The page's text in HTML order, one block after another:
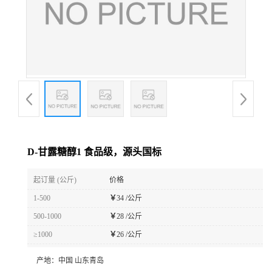
D-甘露糖醇1 食品级，源头国标
起订量 (公斤) 价格
1-500 ￥34 /公斤
500-1000 ￥28 /公斤
≥1000 ￥26 /公斤
产地： 中国 山东青岛